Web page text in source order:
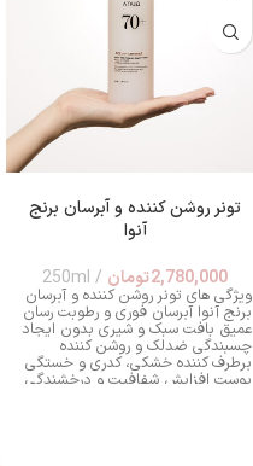
تونر روشن کننده و آبرسان برنج
آنوا
2,780,000تومان 250ml
ویژگی‌ های تونر روشن کننده و آبرسان
برنج آنوا آبرسان فوری و رطوبت رسان
عمیق بافت سبک و شیری بدون ایجاد
چسبندگی ضدلک و روشن کننده
برطرف کننده خشکی، کدری و خستگی
پوست افزایش شفافیت و درخشندگی